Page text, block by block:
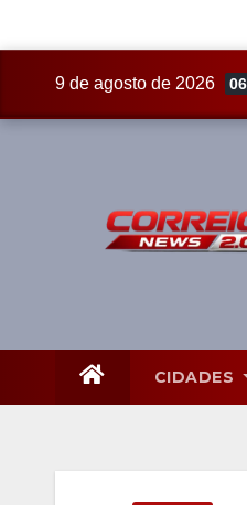
9 de agosto de 2026
CIDADES